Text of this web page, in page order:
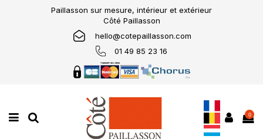
Paillasson sur mesure, intérieur et extérieur
Côté Paillasson
hello@cotepaillasson.com
01 49 85 23 16
0